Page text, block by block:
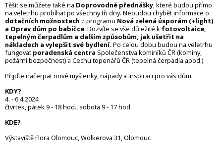
Těšit se můžete také na Doprovodné přednášky, které budou přímo
na veletrhu probíhat po všechny tři dny. Nebudou chybět informace o
dotačních možnostech z programu Nová zelená úsporám (+light)
a Oprav dům po babičce. Dozvíte se vše důležité k fotovoltaice,
tepelným čerpadlům a dalším způsobům, jak ušetřit na
nákladech a vylepšit své bydlení. Po celou dobu budou na veletrhu
fungovat poradenská centra Společenstva kominíků ČR (komíny,
požární bezpečnost) a Cechu topenářů ČR (tepelná čerpadla apod.).
Přijďte načerpat nové myšlenky, nápady a inspiraci pro vás dům.
KDY?
4. - 6.4.2024
čtvrtek, pátek 9 - 18 hod., sobota 9 - 17 hod.
KDE?
Výstaviště Flora Olomouc, Wolkerova 31, Olomouc